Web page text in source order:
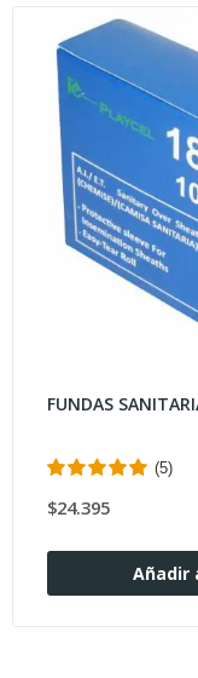
FUNDAS
(5)
$24.395
Añadir